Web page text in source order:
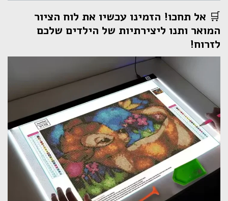
🛒 אל תחכו! הזמינו עכשיו את לוח הציור
המואר ותנו ליצירתיות של הילדים שלכם
לזרוח!